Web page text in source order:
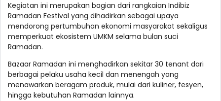
Kegiatan ini merupakan bagian dari rangkaian Indibiz
Ramadan Festival yang dihadirkan sebagai upaya
mendorong pertumbuhan ekonomi masyarakat sekaligus
memperkuat ekosistem UMKM selama bulan suci
Ramadan.
Bazaar Ramadan ini menghadirkan sekitar 30 tenant dari
berbagai pelaku usaha kecil dan menengah yang
menawarkan beragam produk, mulai dari kuliner, fesyen,
hingga kebutuhan Ramadan lainnya.